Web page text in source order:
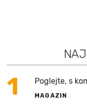
1 Poglejte, s
MAGAZIN